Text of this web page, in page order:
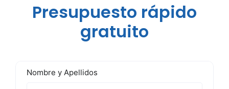
Presupuesto rápido
gratuito